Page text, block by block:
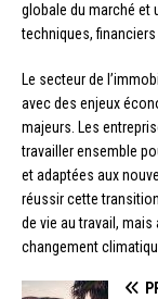
globale du marché et
techniques,
Le secteur de
avec des enjeux
majeurs. Les
travailler ensemble
et adaptées aux
réussir cette
de vie au travail,
changement